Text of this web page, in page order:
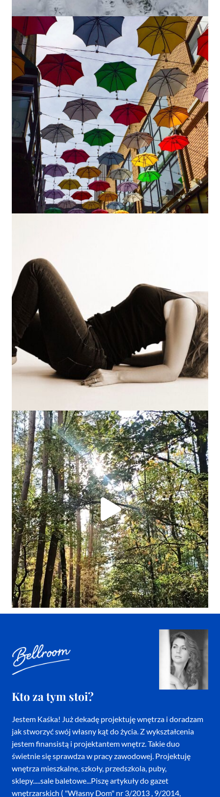
Kto za tym stoi?
Jestem Kaśka! Już dekadę projektuję wnętrza i doradzam
jak stworzyć swój własny kąt do życia. Z wykształcenia
jestem finansistą i projektantem wnętrz. Takie duo
świetnie się sprawdza w pracy zawodowej. Projektuję
wnętrza mieszkalne, szkoły, przedszkola, puby,
sklepy.....sale baletowe...Piszę artykuły do gazet
wnętrzarskich ( "Własny Dom" nr 3/2013 , 9/2014,